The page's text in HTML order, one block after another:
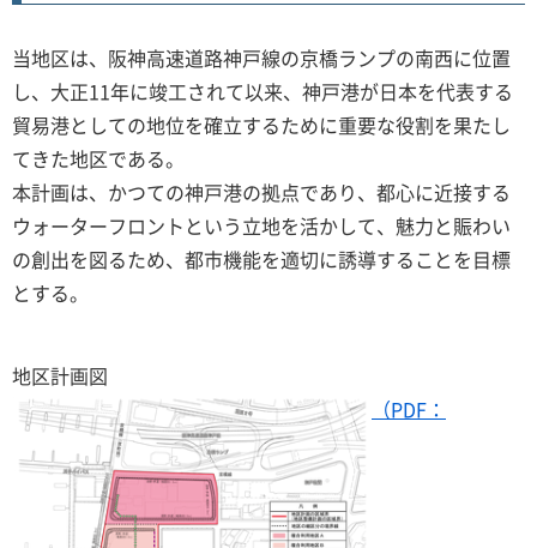
当地区は、阪神高速道路神戸線の京橋ランプの南西に位置
し、大正11年に竣工されて以来、神戸港が日本を代表する
貿易港としての地位を確立するために重要な役割を果たし
てきた地区である。
本計画は、かつての神戸港の拠点であり、都心に近接する
ウォーターフロントという立地を活かして、魅力と賑わい
の創出を図るため、都市機能を適切に誘導することを目標
とする。
地区計画図
（PDF：